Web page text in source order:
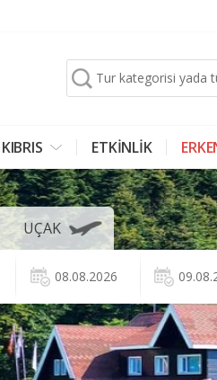
Tur kategorisi yada
KIBRIS ETKİNLİK
UÇAK
08.08.2026